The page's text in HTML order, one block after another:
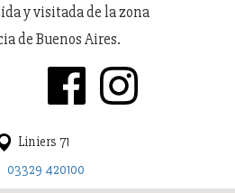
y visitada de la zona
de Buenos Aires.
Liniers 71
03329 420100